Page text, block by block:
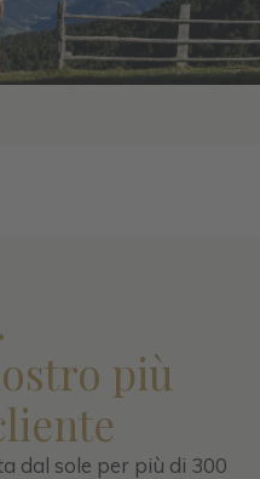
più
dal sole per più di 300